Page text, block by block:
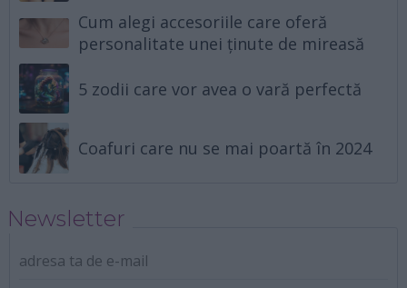
Cum alegi accesoriile care oferă
personalitate unei ținute de mireasă
5 zodii care vor avea o vară perfectă
Coafuri care nu se mai poartă în 2024
Newsletter
adresa ta de e-mail